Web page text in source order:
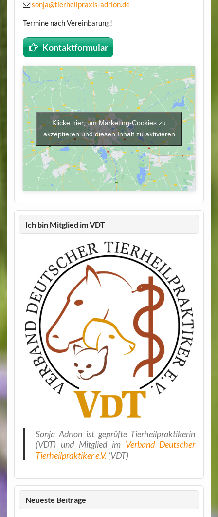
sonja@tierheilpraxis-adrion.de
Termine nach Vereinbarung!
Kontaktformular
Klicke hier, um Marketing-Cookies zu
akzeptieren und diesen Inhalt zu aktivieren
Ich bin Mitglied im VDT
Sonja Adrion ist geprüfte Tierheilpraktikerin
(VDT) und Mitglied im Verband Deutscher
Tierheilpraktiker e.V. (VDT)
Neueste Beiträge